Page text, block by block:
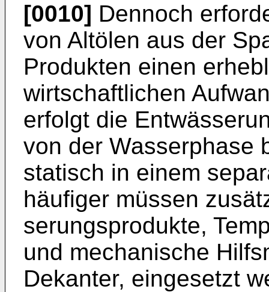
[0010] Dennoch
von Altölen aus der
Produkten einen
wirtschaftlichen
erfolgt die
von der Was­serphase
statisch in einem
häufiger müssen
serungsprodukte,
und mechani­sche
Dekanter, eingesetzt